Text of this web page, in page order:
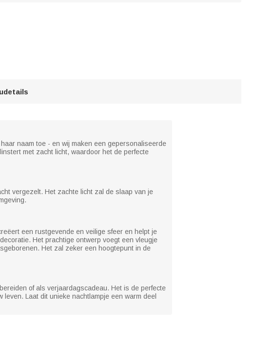
naam toe - en wij maken een gepersonaliseerde
met zacht licht, waardoor het de perfecte
vergezelt. Het zachte licht zal de slaap van je
een rustgevende en veilige sfeer en helpt je
Het prachtige ontwerp voegt een vleugje
Het zal zeker een hoogtepunt in de
of als verjaardagscadeau. Het is de perfecte
Laat dit unieke nachtlampje een warm deel